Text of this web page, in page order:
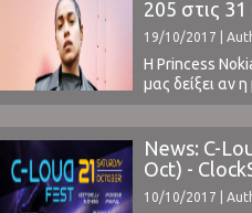
σας
στη νέα αυτή
πόρτες του
205 στις
19/10/2017 |
H Princess
μας δείξει αν
όσο οι σούπες
μετρό της
την άφρο-
χώρα μας στο
κλιμακώμενου
τελευταία ...
News: C-
Oct) -
10/10/2017 |